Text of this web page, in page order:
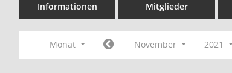
Informationen Mitglieder
Monat November 2021